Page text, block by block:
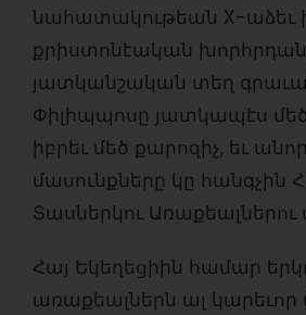
նահատակութեան X-աձեւ
քրիստոնէական
յատկանշական տեղ
Փիլիպպոսը յատկապէս
իբրեւ մեծ քարոզիչ, եւ
մասունքները կը հանգչին
Տասներկու
Հայ Եկեղեցիին համար
առաքեալներն ալ կարեւոր